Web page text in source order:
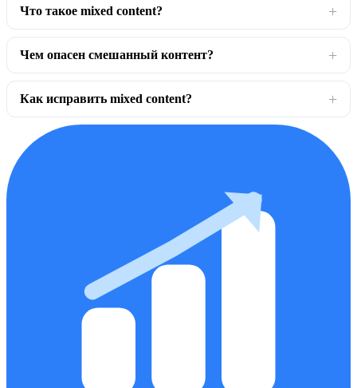
Что такое mixed content?
Чем опасен смешанный контент?
Как исправить mixed content?